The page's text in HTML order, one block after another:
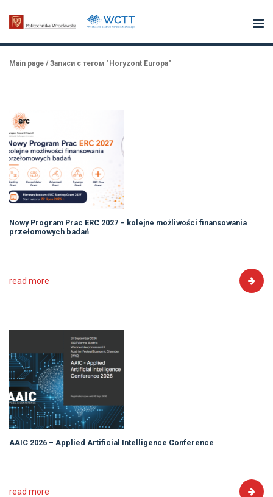
Main page / Записи с тегом "Horyzont Europa"
Nowy Program Prac ERC 2027 – kolejne możliwości finansowania
przełomowych badań
read more
AAIC 2026 – Applied Artificial Intelligence Conference
read more